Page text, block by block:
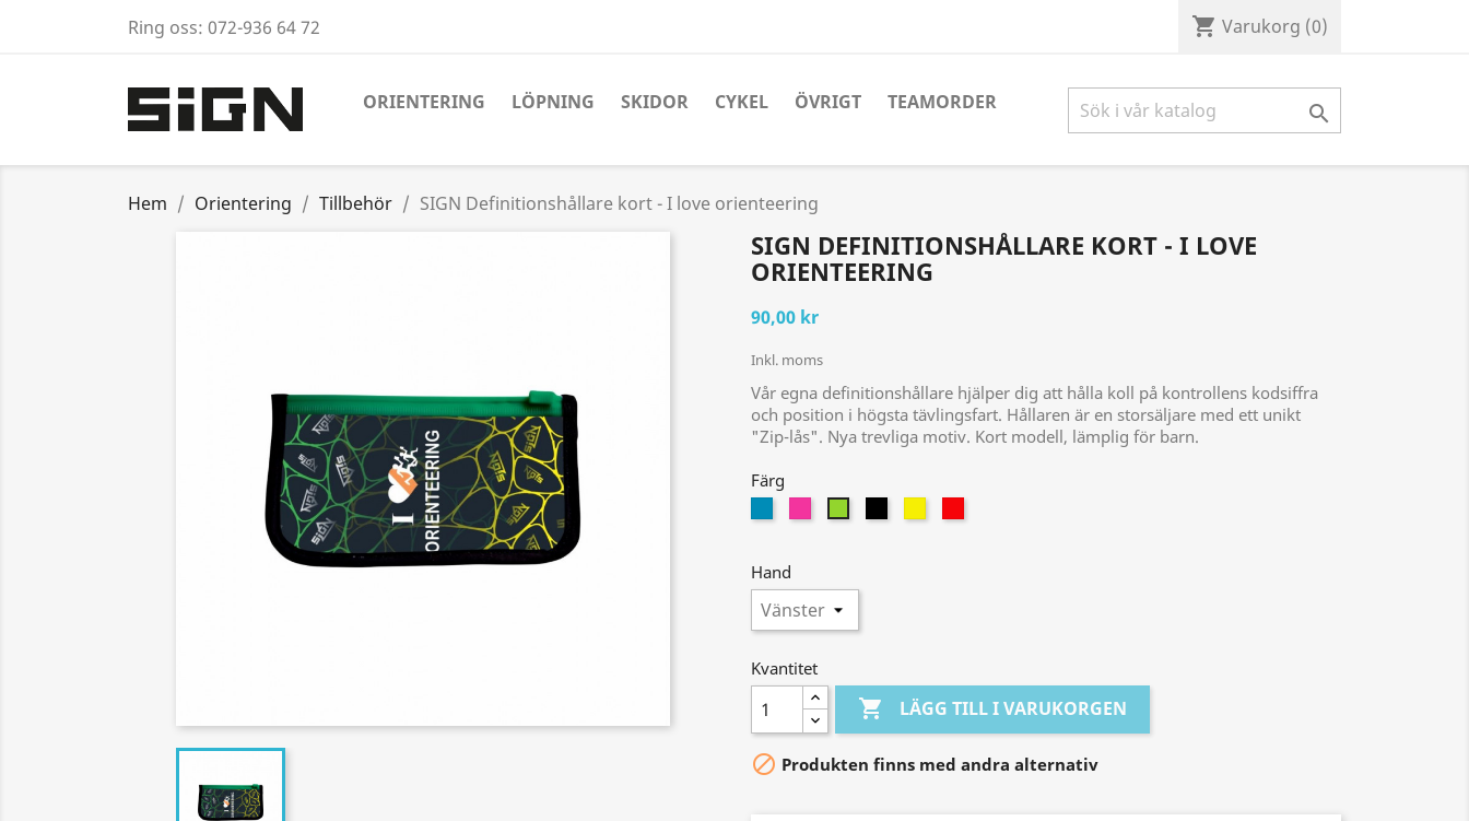
Ring oss: 072-936 64 72 shopping_cart Varukorg (0)
ORIENTERING LÖPNING SKIDOR CYKEL ÖVRIGT TEAMORDER 
Hem Orientering Tillbehör SIGN Definitionshållare kort - I love orienteering
SIGN DEFINITIONSHÅLLARE KORT - I LOVE
ORIENTEERING
90,00 kr
Inkl. moms
Vår egna definitionshållare hjälper dig att hålla koll på kontrollens kodsiffra
och position i högsta tävlingsfart. Hållaren är en storsäljare med ett unikt
"Zip-lås". Nya trevliga motiv. Kort modell, lämplig för barn.
Färg
Hand
Kvantitet
 LÄGG TILL I VARUKORGEN
 Produkten finns med andra alternativ